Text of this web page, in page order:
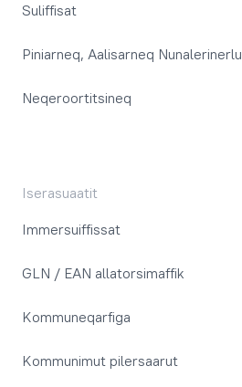
Suliffisat
Piniarneq, Aalisarneq Nunalerinerlu
Neqeroortitsineq
Iserasuaatit
Immersuiffissat
GLN / EAN allatorsimaffik
Kommuneqarfiga
Kommunimut pilersaarut